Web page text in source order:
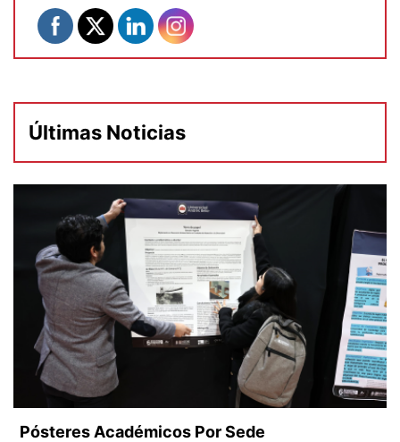
Últimas Noticias
Pósteres Académicos Por Sede